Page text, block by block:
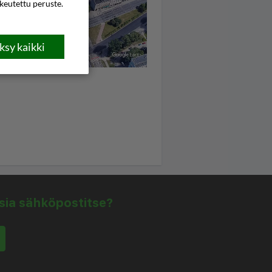
sähköpostitse?
peruste.
kaikki